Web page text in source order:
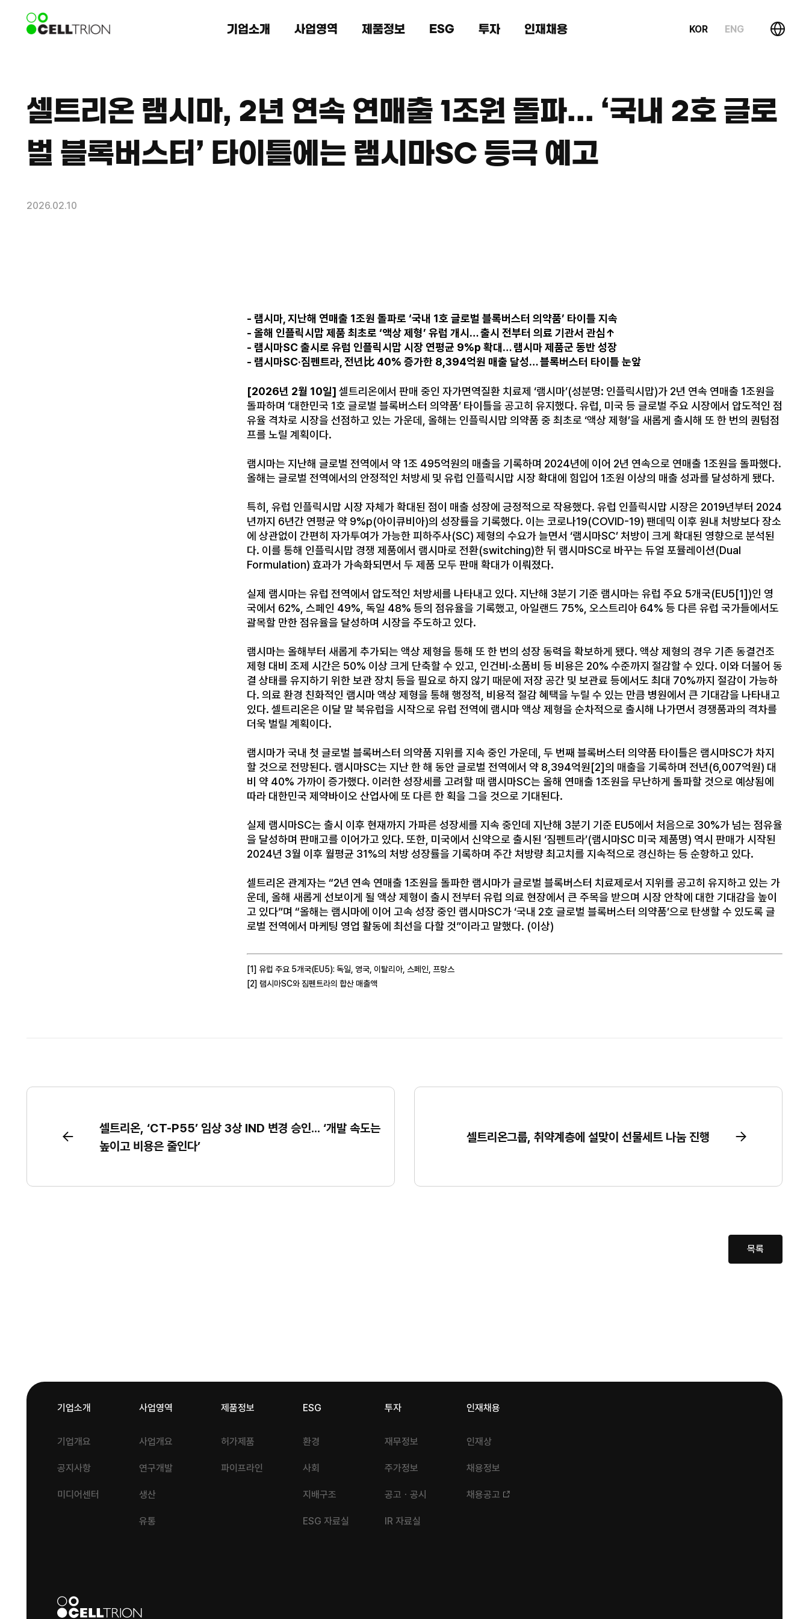
기업소개 사업영역 제품정보 ESG 투자 인재채용 KOR ENG
셀트리온 램시마, 2년 연속 연매출 1조원 돌파... ‘국내 2호 글로
벌 블록버스터’ 타이틀에는 램시마SC 등극 예고
2026.02.10
- 램시마, 지난해 연매출 1조원 돌파로 ‘국내 1호 글로벌 블록버스터 의약품’ 타이틀 지속
- 올해 인플릭시맙 제품 최초로 ‘액상 제형’ 유럽 개시… 출시 전부터 의료 기관서 관심↑
- 램시마SC 출시로 유럽 인플릭시맙 시장 연평균 9%p 확대… 램시마 제품군 동반 성장
- 램시마SC·짐펜트라, 전년比 40% 증가한 8,394억원 매출 달성… 블록버스터 타이틀 눈앞
[2026년 2월 10일] 셀트리온에서 판매 중인 자가면역질환 치료제 ‘램시마’(성분명: 인플릭시맙)가 2년 연속 연매출 1조원을
돌파하며 ‘대한민국 1호 글로벌 블록버스터 의약품’ 타이틀을 공고히 유지했다. 유럽, 미국 등 글로벌 주요 시장에서 압도적인 점
유율 격차로 시장을 선점하고 있는 가운데, 올해는 인플릭시맙 의약품 중 최초로 ‘액상 제형’을 새롭게 출시해 또 한 번의 퀀텀점
프를 노릴 계획이다.
램시마는 지난해 글로벌 전역에서 약 1조 495억원의 매출을 기록하며 2024년에 이어 2년 연속으로 연매출 1조원을 돌파했다.
올해는 글로벌 전역에서의 안정적인 처방세 및 유럽 인플릭시맙 시장 확대에 힘입어 1조원 이상의 매출 성과를 달성하게 됐다.
특히, 유럽 인플릭시맙 시장 자체가 확대된 점이 매출 성장에 긍정적으로 작용했다. 유럽 인플릭시맙 시장은 2019년부터 2024
년까지 6년간 연평균 약 9%p(아이큐비아)의 성장률을 기록했다. 이는 코로나19(COVID-19) 팬데믹 이후 원내 처방보다 장소
에 상관없이 간편히 자가투여가 가능한 피하주사(SC) 제형의 수요가 늘면서 ‘램시마SC’ 처방이 크게 확대된 영향으로 분석된
다. 이를 통해 인플릭시맙 경쟁 제품에서 램시마로 전환(switching)한 뒤 램시마SC로 바꾸는 듀얼 포뮬레이션(Dual
Formulation) 효과가 가속화되면서 두 제품 모두 판매 확대가 이뤄졌다.
실제 램시마는 유럽 전역에서 압도적인 처방세를 나타내고 있다. 지난해 3분기 기준 램시마는 유럽 주요 5개국(EU5[1])인 영
국에서 62%, 스페인 49%, 독일 48% 등의 점유율을 기록했고, 아일랜드 75%, 오스트리아 64% 등 다른 유럽 국가들에서도
괄목할 만한 점유율을 달성하며 시장을 주도하고 있다.
램시마는 올해부터 새롭게 추가되는 액상 제형을 통해 또 한 번의 성장 동력을 확보하게 됐다. 액상 제형의 경우 기존 동결건조
제형 대비 조제 시간은 50% 이상 크게 단축할 수 있고, 인건비·소품비 등 비용은 20% 수준까지 절감할 수 있다. 이와 더불어 동
결 상태를 유지하기 위한 보관 장치 등을 필요로 하지 않기 때문에 저장 공간 및 보관료 등에서도 최대 70%까지 절감이 가능하
다. 의료 환경 친화적인 램시마 액상 제형을 통해 행정적, 비용적 절감 혜택을 누릴 수 있는 만큼 병원에서 큰 기대감을 나타내고
있다. 셀트리온은 이달 말 북유럽을 시작으로 유럽 전역에 램시마 액상 제형을 순차적으로 출시해 나가면서 경쟁품과의 격차를
더욱 벌릴 계획이다.
램시마가 국내 첫 글로벌 블록버스터 의약품 지위를 지속 중인 가운데, 두 번째 블록버스터 의약품 타이틀은 램시마SC가 차지
할 것으로 전망된다. 램시마SC는 지난 한 해 동안 글로벌 전역에서 약 8,394억원[2]의 매출을 기록하며 전년(6,007억원) 대
비 약 40% 가까이 증가했다. 이러한 성장세를 고려할 때 램시마SC는 올해 연매출 1조원을 무난하게 돌파할 것으로 예상됨에
따라 대한민국 제약바이오 산업사에 또 다른 한 획을 그을 것으로 기대된다.
실제 램시마SC는 출시 이후 현재까지 가파른 성장세를 지속 중인데 지난해 3분기 기준 EU5에서 처음으로 30%가 넘는 점유율
을 달성하며 판매고를 이어가고 있다. 또한, 미국에서 신약으로 출시된 ‘짐펜트라’(램시마SC 미국 제품명) 역시 판매가 시작된
2024년 3월 이후 월평균 31%의 처방 성장률을 기록하며 주간 처방량 최고치를 지속적으로 경신하는 등 순항하고 있다.
셀트리온 관계자는 “2년 연속 연매출 1조원을 돌파한 램시마가 글로벌 블록버스터 치료제로서 지위를 공고히 유지하고 있는 가
운데, 올해 새롭게 선보이게 될 액상 제형이 출시 전부터 유럽 의료 현장에서 큰 주목을 받으며 시장 안착에 대한 기대감을 높이
고 있다”며 “올해는 램시마에 이어 고속 성장 중인 램시마SC가 ‘국내 2호 글로벌 블록버스터 의약품’으로 탄생할 수 있도록 글
로벌 전역에서 마케팅 영업 활동에 최선을 다할 것”이라고 말했다. (이상)
[1] 유럽 주요 5개국(EU5): 독일, 영국, 이탈리아, 스페인, 프랑스
[2] 램시마SC와 짐펜트라의 합산 매출액
셀트리온, ‘CT-P55’ 임상 3상 IND 변경 승인... ‘개발 속도는
높이고 비용은 줄인다’
셀트리온그룹, 취약계층에 설맞이 선물세트 나눔 진행
목록
기업소개
기업개요
공지사항
미디어센터
사업영역
사업개요
연구개발
생산
유통
제품정보
허가제품
파이프라인
ESG
환경
사회
지배구조
ESG 자료실
투자
재무정보
주가정보
공고ㆍ공시
IR 자료실
인재채용
인재상
채용정보
채용공고